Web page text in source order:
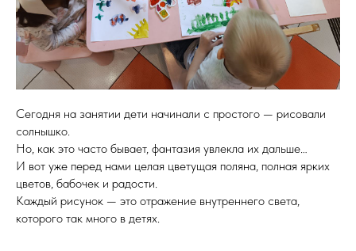
Сегодня на занятии дети начинали с простого — рисовали
солнышко.
Но, как это часто бывает, фантазия увлекла их дальше…
И вот уже перед нами целая цветущая поляна, полная ярких
цветов, бабочек и радости.
Каждый рисунок — это отражение внутреннего света,
которого так много в детях.